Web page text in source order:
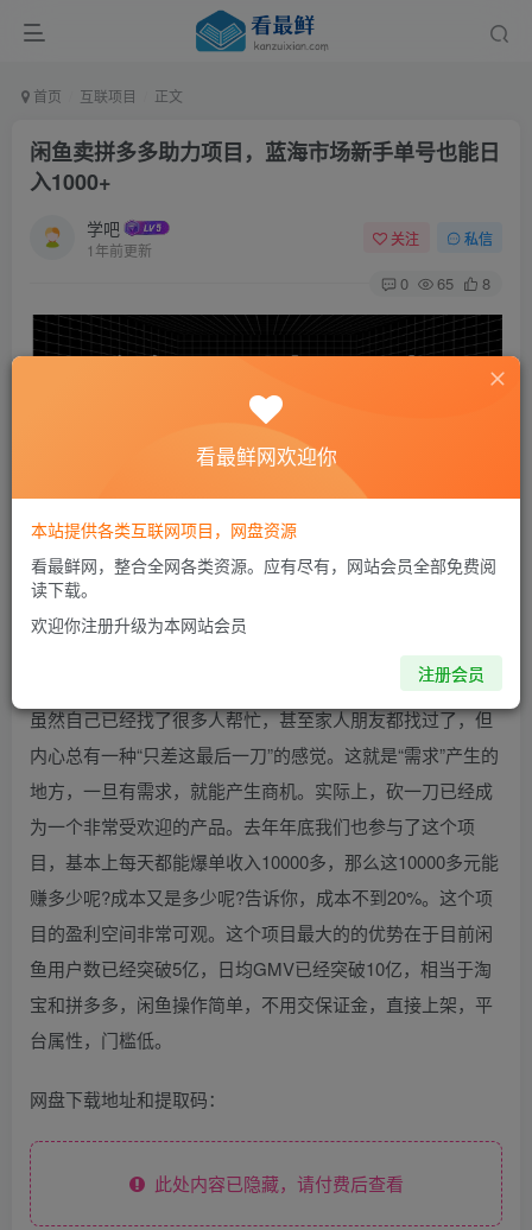
首页 互联项目 正文
闲鱼卖拼多多助力项目，蓝海市场新手单号也能日
入1000+
学吧
1年前更新
关注 私信
0 65 8
项目介绍
没联系的朋友发过来的信息，求你帮忙“砍一刀”?你会发现，
虽然自己已经找了很多人帮忙，甚至家人朋友都找过了，但
内心总有一种“只差这最后一刀”的感觉。这就是“需求”产生的
地方，一旦有需求，就能产生商机。实际上，砍一刀已经成
为一个非常受欢迎的产品。去年年底我们也参与了这个项
目，基本上每天都能爆单收入10000多，那么这10000多元能
赚多少呢?成本又是多少呢?告诉你，成本不到20%。这个项
目的盈利空间非常可观。这个项目最大的的优势在于目前闲
鱼用户数已经突破5亿，日均GMV已经突破10亿，相当于淘
宝和拼多多，闲鱼操作简单，不用交保证金，直接上架，平
台属性，门槛低。
网盘下载地址和提取码：
此处内容已隐藏，请付费后查看
看最鲜网欢迎你
本站提供各类互联网项目，网盘资源
看最鲜网，整合全网各类资源。应有尽有，网站会员全部免费阅
读下载。
欢迎你注册升级为本网站会员
注册会员